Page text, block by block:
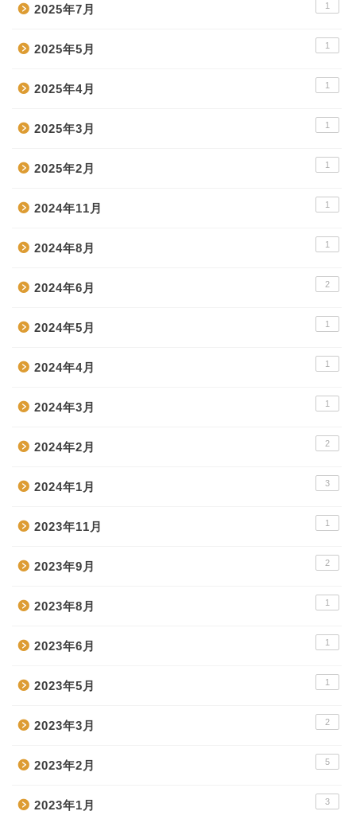
2025年7月 1
2025年5月 1
2025年4月 1
2025年3月 1
2025年2月 1
2024年11月 1
2024年8月 1
2024年6月 2
2024年5月 1
2024年4月 1
2024年3月 1
2024年2月 2
2024年1月 3
2023年11月 1
2023年9月 2
2023年8月 1
2023年6月 1
2023年5月 1
2023年3月 2
2023年2月 5
2023年1月 3